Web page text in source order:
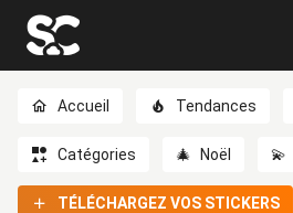
Accueil Tendances
Catégories 🎄 Noël 💫
TÉLÉCHARGEZ VOS STICKERS